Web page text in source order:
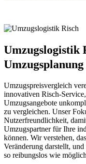
Umzugslogistik
Umzugspreisvergleich
innovativen Risch-
Umzugsangebote
zu vergleichen. Unser
Nutzerfreundlichkeit,
Umzugspartner für Ihre
können. Wir verstehen,
Veränderung darstellt,
so reibungslos wie